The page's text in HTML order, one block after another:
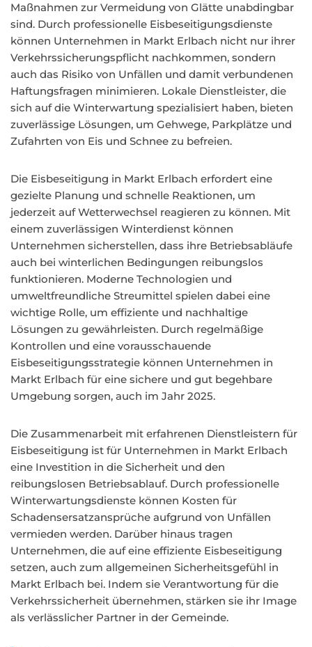
Maßnahmen zur Vermeidung von Glätte unabdingbar
sind. Durch professionelle Eisbeseitigungsdienste
können Unternehmen in Markt Erlbach nicht nur ihrer
Verkehrssicherungspflicht nachkommen, sondern
auch das Risiko von Unfällen und damit verbundenen
Haftungsfragen minimieren. Lokale Dienstleister, die
sich auf die Winterwartung spezialisiert haben, bieten
zuverlässige Lösungen, um Gehwege, Parkplätze und
Zufahrten von Eis und Schnee zu befreien.
Die Eisbeseitigung in Markt Erlbach erfordert eine
gezielte Planung und schnelle Reaktionen, um
jederzeit auf Wetterwechsel reagieren zu können. Mit
einem zuverlässigen Winterdienst können
Unternehmen sicherstellen, dass ihre Betriebsabläufe
auch bei winterlichen Bedingungen reibungslos
funktionieren. Moderne Technologien und
umweltfreundliche Streumittel spielen dabei eine
wichtige Rolle, um effiziente und nachhaltige
Lösungen zu gewährleisten. Durch regelmäßige
Kontrollen und eine vorausschauende
Eisbeseitigungsstrategie können Unternehmen in
Markt Erlbach für eine sichere und gut begehbare
Umgebung sorgen, auch im Jahr 2025.
Die Zusammenarbeit mit erfahrenen Dienstleistern für
Eisbeseitigung ist für Unternehmen in Markt Erlbach
eine Investition in die Sicherheit und den
reibungslosen Betriebsablauf. Durch professionelle
Winterwartungsdienste können Kosten für
Schadensersatzansprüche aufgrund von Unfällen
vermieden werden. Darüber hinaus tragen
Unternehmen, die auf eine effiziente Eisbeseitigung
setzen, auch zum allgemeinen Sicherheitsgefühl in
Markt Erlbach bei. Indem sie Verantwortung für die
Verkehrssicherheit übernehmen, stärken sie ihr Image
als verlässlicher Partner in der Gemeinde.